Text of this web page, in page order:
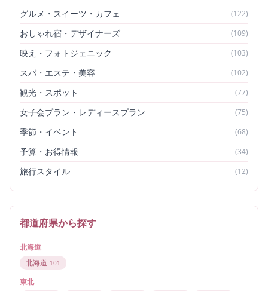
グルメ・スイーツ・カフェ (122)
おしゃれ宿・デザイナーズ (109)
映え・フォトジェニック (103)
スパ・エステ・美容 (102)
観光・スポット (77)
女子会プラン・レディースプラン (75)
季節・イベント (68)
予算・お得情報 (34)
旅行スタイル (12)
都道府県から探す
北海道
北海道 101
東北